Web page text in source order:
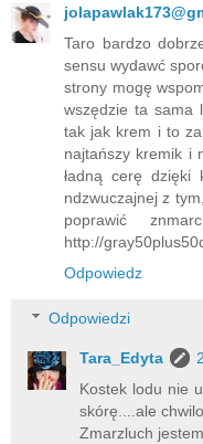
Taro bardzo
sensu wydawć
strony mogę
wszędzie ta sama
tak jak krem i to
najtańszy kremik i
ładną cerę dzięki
ndzwuczajnej z
poprawić
http://
Odpowiedz
Odpowiedzi
Tara_Edyta
Kostek lodu nie
skórę....ale
Zmarzluch